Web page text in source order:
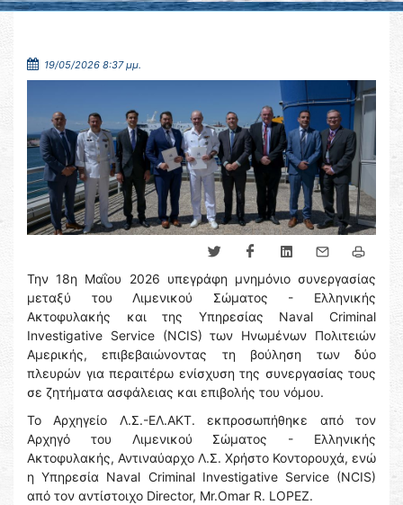
19/05/2026 8:37 μμ.
Την 18η Μαΐου 2026 υπεγράφη μνημόνιο συνεργασίας
μεταξύ του Λιμενικού Σώματος - Ελληνικής
Ακτοφυλακής και της Υπηρεσίας Naval Criminal
Investigative Service (NCIS) των Ηνωμένων Πολιτειών
Αμερικής, επιβεβαιώνοντας τη βούληση των δύο
πλευρών για περαιτέρω ενίσχυση της συνεργασίας τους
σε ζητήματα ασφάλειας και επιβολής του νόμου.
Το Αρχηγείο Λ.Σ.-ΕΛ.ΑΚΤ. εκπροσωπήθηκε από τον
Αρχηγό του Λιμενικού Σώματος - Ελληνικής
Ακτοφυλακής, Αντιναύαρχο Λ.Σ. Χρήστο Κοντορουχά, ενώ
η Υπηρεσία Naval Criminal Investigative Service (NCIS)
από τον αντίστοιχο Director, Mr.Omar R. LOPEZ.